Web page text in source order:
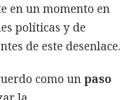
en un momento en
políticas y de
de este desenlace.
como un paso